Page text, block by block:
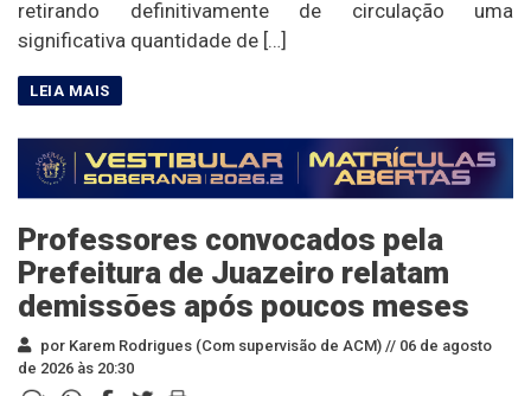
retirando definitivamente de circulação uma
significativa quantidade de […]
Professores convocados pela
Prefeitura de Juazeiro relatam
demissões após poucos meses
por Karem Rodrigues (Com supervisão de ACM) // 06 de agosto
de 2026 às 20:30